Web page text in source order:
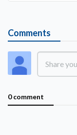
Comments
0 comment